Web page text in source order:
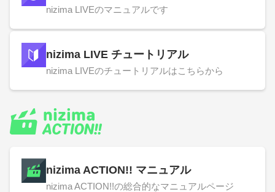
nizima LIVEのマニュアルです
nizima LIVE チュートリアル
nizima LIVEのチュートリアルはこちらから
nizima ACTION!! マニュアル
nizima ACTION!!の総合的なマニュアルページ